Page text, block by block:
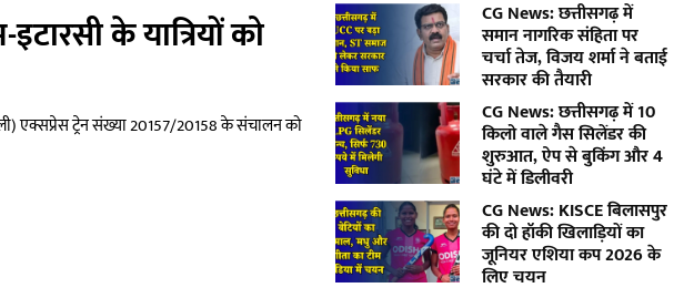
के यात्रियों को
एक्सप्रेस ट्रेन संख्या 20157/20158 के संचालन को
CG News: छत्तीसगढ़ में
समान नागरिक संहिता पर
चर्चा तेज, विजय शर्मा ने बताई
सरकार की तैयारी
CG News: छत्तीसगढ़ में 10
किलो वाले गैस सिलेंडर की
शुरुआत, ऐप से बुकिंग और 4
घंटे में डिलीवरी
CG News: KISCE बिलासपुर
की दो हॉकी खिलाड़ियों का
जूनियर एशिया कप 2026 के
लिए चयन